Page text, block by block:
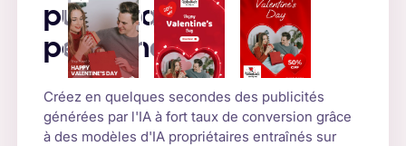
publicitaires
performantes
Créez en quelques secondes des publicités
générées par l'IA à fort taux de conversion grâce
à des modèles d'IA propriétaires entraînés sur